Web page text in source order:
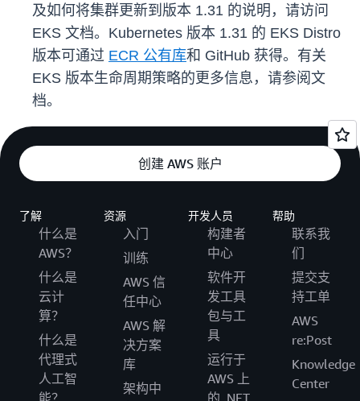
及如何将集群更新到版本 1.31 的说明，请访问
EKS 文档。Kubernetes 版本 1.31 的 EKS Distro
版本可通过 ECR 公有库和 GitHub 获得。有关
EKS 版本生命周期策略的更多信息，请参阅文
档。
创建 AWS 账户
了解
什么是
AWS？
什么是
云计
算？
什么是
代理式
人工智
资源
入门
训练
AWS 信
任中心
AWS 解
决方案
库
架构中
开发人员
构建者
中心
软件开
发工具
包与工
具
运行于
AWS 上
帮助
联系我
们
提交支
持工单
AWS
re:Post
Knowledge
Center